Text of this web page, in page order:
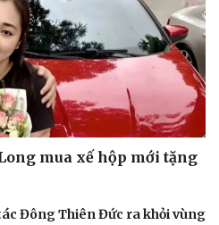
mua xế hộp mới tặng
Đông Thiên Đức ra khỏi vùng